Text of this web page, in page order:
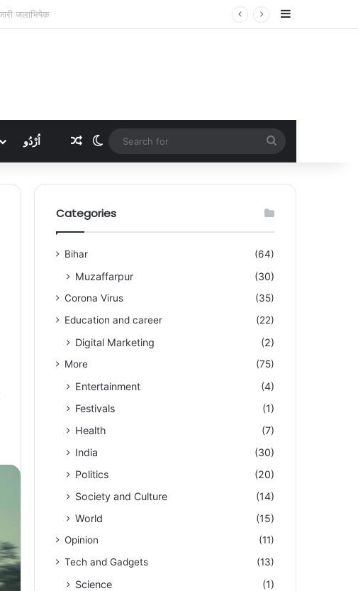
اُرْدُو Random Article
Switch skin
for
Categories
Bihar (64)
Muzaffarpur (30)
Corona Virus
(35)
Education and career
(22)
Digital Marketing (2)
More (75)
Entertainment
(4)
Festivals
(1)
Health
(7)
India
(30)
Politics
(20)
Society and Culture
(14)
World
(15)
Opinion
(11)
Tech and Gadgets
(13)
Science (1)